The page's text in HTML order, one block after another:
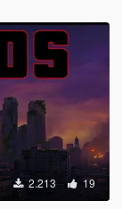
2.213 19